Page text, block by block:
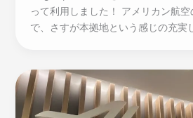
って利用しました！ アメリカン航
で、さすが本拠地という感じの充実